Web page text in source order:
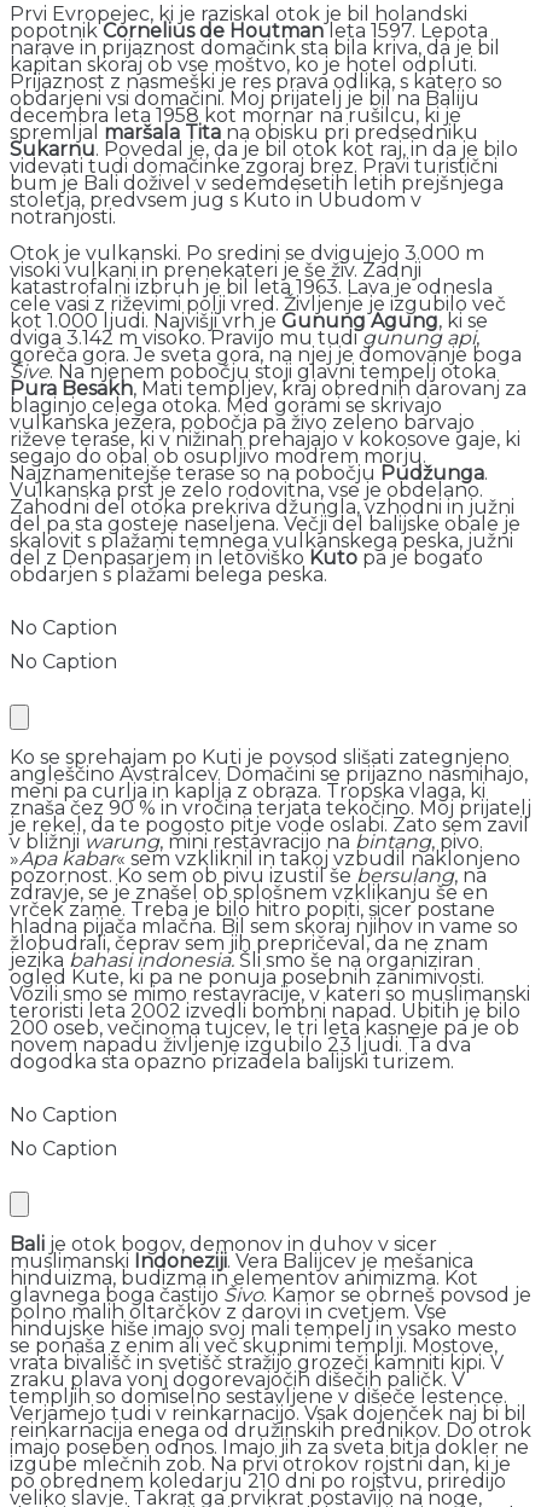
Prvi Evropejec, ki je raziskal otok je bil holandski
popotnikCornelius de Houtmanleta 1597. Lepota
narave in prijaznost domačink sta bila kriva, da je bil
kapitan skoraj ob vse moštvo, ko je hotel odpluti.
Prijaznost z nasmeški je res prava odlika, s katero so
obdarjeni vsi domačini. Moj prijatelj je bil na Baliju
decembra leta 1958 kot mornar na rušilcu, ki je
spremljal maršala Tita na obisku pri predsedniku
Sukarnu. Povedal je, da je bil otok kot raj, in da je bilo
videvati tudi domačinke zgoraj brez. Pravi turistični
bum je Bali doživel v sedemdesetih letih prejšnjega
stoletja, predvsem jug s Kuto in Ubudom v
notranjosti.
Otok je vulkanski. Po sredini se dvigujejo 3.000 m
visoki vulkani in prenekateri je še živ. Zadnji
katastrofalni izbruh je bil leta 1963. Lava je odnesla
cele vasi z riževimi polji vred. Življenje je izgubilo več
kot 1.000 ljudi. Najvišji vrh je Gunung Agung, ki se
dviga 3.142 m visoko. Pravijo mu tudigunung api,
goreča gora. Je sveta gora, na njej je domovanje boga
Šive. Na njenem pobočju stoji glavni tempelj otoka
Pura Besakh, Mati templjev, kraj obrednih darovanj za
blaginjo celega otoka. Med gorami se skrivajo
vulkanska jezera, pobočja pa živo zeleno barvajo
riževe terase, ki v nižinah prehajajo v kokosove gaje, ki
segajo do obal ob osupljivo modrem morju.
Najznamenitejše terase so na pobočju Pudžunga.
Vulkanska prst je zelo rodovitna, vse je obdelano.
Zahodni del otoka prekriva džungla, vzhodni in južni
del pa sta gosteje naseljena. Večji del balijske obale je
skalovit s plažami temnega vulkanskega peska, južni
del z Denpasarjem in letoviško Kuto pa je bogato
obdarjen s plažami belega peska.
No Caption
No Caption
Ko se sprehajam po Kuti je povsod slišati zategnjeno
angleščino Avstralcev. Domačini se prijazno nasmihajo,
meni pa curlja in kaplja z obraza. Tropska vlaga, ki
znaša čez 90 % in vročina terjata tekočino. Moj prijatelj
je rekel, da te pogosto pitje vode oslabi. Zato sem zavil
v bližnjiwarung, mini restavracijo na bintang, pivo.
»Apa kabar« sem vzkliknil in takoj vzbudil naklonjeno
pozornost. Ko sem ob pivu izustil še bersulang, na
zdravje, se je znašel ob splošnem vzklikanju še en
vrček zame. Treba je bilo hitro popiti, sicer postane
hladna pijača mlačna. Bil sem skoraj njihov in vame so
žlobudrali, čeprav sem jih prepričeval, da ne znam
jezika bahasi indonesia. Šli smo še na organiziran
ogled Kute, ki pa ne ponuja posebnih zanimivosti.
Vozili smo se mimo restavracije, v kateri so muslimanski
teroristi leta 2002 izvedli bombni napad. Ubitih je bilo
200 oseb, večinoma tujcev, le tri leta kasneje pa je ob
novem napadu življenje izgubilo 23 ljudi. Ta dva
dogodka sta opazno prizadela balijski turizem.
No Caption
No Caption
Bali je otok bogov, demonov in duhov v sicer
muslimanski Indoneziji. Vera Balijcev je mešanica
hinduizma, budizma in elementov animizma. Kot
glavnega boga častijo Šivo. Kamor se obrneš povsod je
polno malih oltarčkov z darovi in cvetjem. Vse
hindujske hiše imajo svoj mali tempelj in vsako mesto
se ponaša z enim ali več skupnimi templji. Mostove,
vrata bivališč in svetišč stražijo grozeči kamniti kipi. V
zraku plava vonj dogorevajočih dišečih paličk. V
templjih so domiselno sestavljene v dišeče lestence.
Verjamejo tudi v reinkarnacijo. Vsak dojenček naj bi bil
reinkarnacija enega od družinskih prednikov. Do otrok
imajo poseben odnos. Imajo jih za sveta bitja dokler ne
izgube mlečnih zob. Na prvi otrokov rojstni dan, ki je
po obrednem koledarju 210 dni po rojstvu, priredijo
veliko slavje. Takrat ga prvikrat postavijo na noge,